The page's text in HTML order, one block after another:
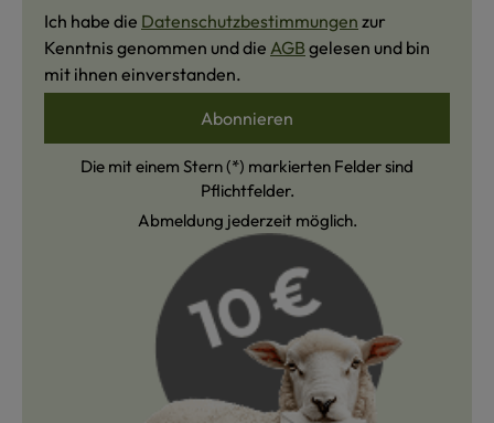
Ich habe die Datenschutzbestimmungen zur
Kenntnis genommen und die AGB gelesen und bin
mit ihnen einverstanden.
Abonnieren
Die mit einem Stern (*) markierten Felder sind
Pflichtfelder.
Abmeldung jederzeit möglich.